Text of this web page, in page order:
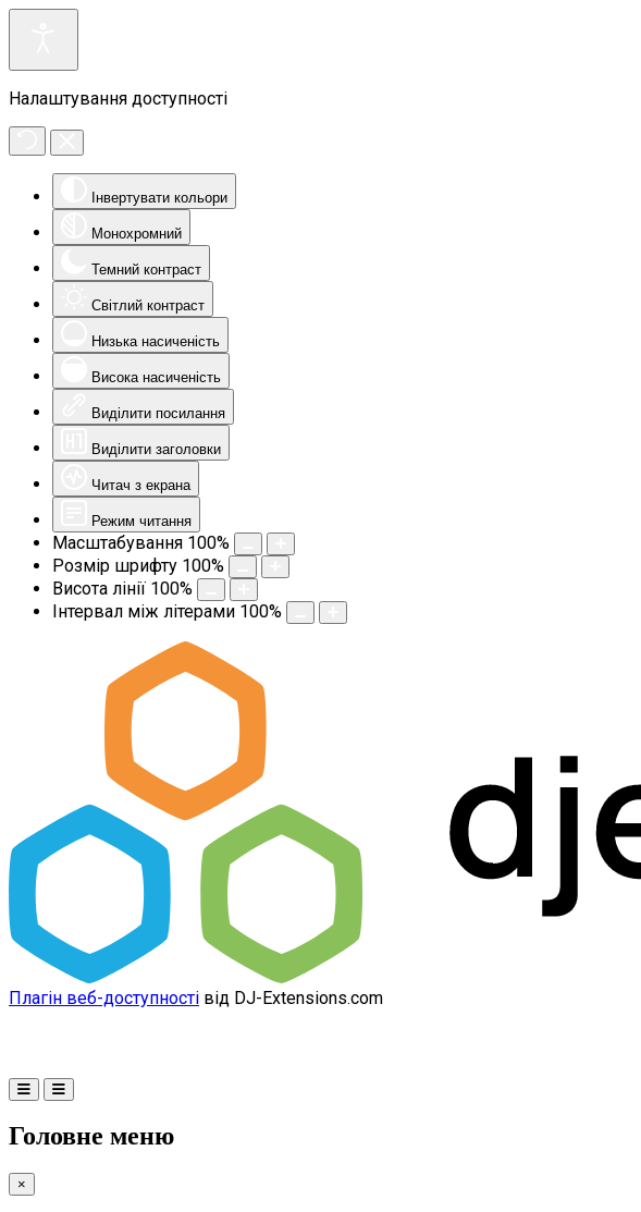
Налаштування доступності
Інвертувати кольори
Монохромний
Темний контраст
Світлий контраст
Низька насиченість
Висока насиченість
Виділити посилання
Виділити заголовки
Читач з екрана
Режим читання
Масштабування 100%
Розмір шрифту 100%
Висота лінії 100%
Інтервал між літерами 100%
Плагін веб-доступності від DJ-Extensions.com
Головне меню
×